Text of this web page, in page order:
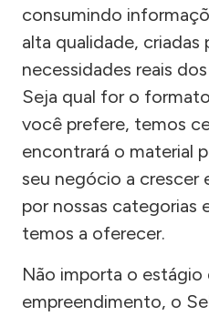
consumindo
alta qualidade, criadas
necessidades reais
Seja qual for o
você prefere, temos
encontrará o material
seu negócio a crescer
por nossas categorias
temos a oferecer.
Não importa o estágio
empreendimento, o